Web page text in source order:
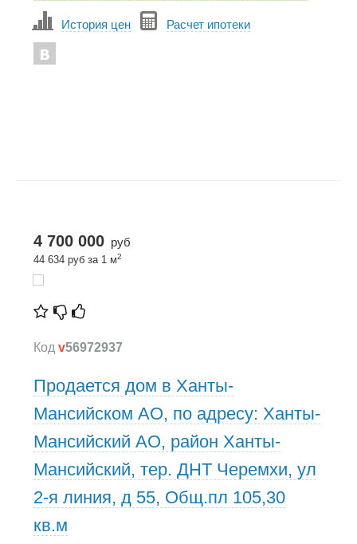
История цен Расчет ипотеки
4 700 000 руб
44 634 руб за 1 м2
Код v56972937
Продается дом в Ханты-
Мансийском АО, по адресу: Ханты-
Мансийский АО, район Ханты-
Мансийский, тер. ДНТ Черемхи, ул
2-я линия, д 55, Общ.пл 105,30
кв.м